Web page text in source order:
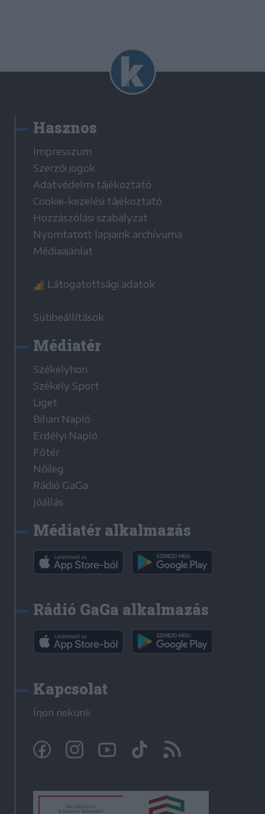
Hasznos
Impresszum
Szerzői jogok
Adatvédelmi tájékoztató
Cookie-kezelési tájékoztató
Hozzászólási szabályzat
Nyomtatott lapjaink archívuma
Médiaajánlat
Látogatottsági adatok
Sütibeállítások
Médiatér
Székelyhon
Székely Sport
Liget
Bihari Napló
Erdélyi Napló
Főtér
Nőileg
Rádió GaGa
Jóállás
Médiatér alkalmazás
Rádió GaGa alkalmazás
Kapcsolat
Írjon nekünk